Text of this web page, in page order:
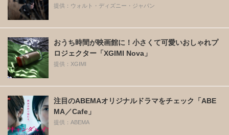
提供：ウォルト・ディズニー・ジャパン
おうち時間が映画館に！小さくて可愛いおしゃれプ
ロジェクター「XGIMI Nova」
提供：XGIMI
注目のABEMAオリジナルドラマをチェック「ABE
MA／Cafe」
提供：ABEMA